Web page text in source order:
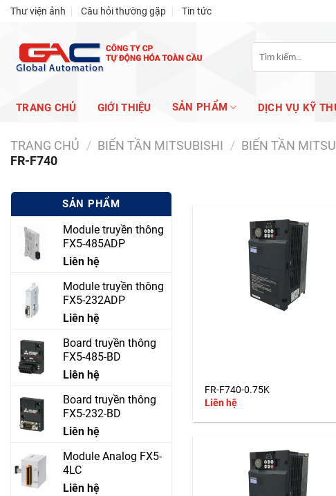
Skip
content
Thư viện ảnh Câu hỏi thường gặp Tin tức
Tìm
kiếm:
TRANG CHỦ GIỚI THIỆU SẢN PHẨM DỊCH VỤ KỸ
TRANG CHỦ / BIẾN TẦN MITSUBISHI / BIẾN TẦN
FR-F740
SẢN PHẨM
Module truyền thông
FX5-485ADP
Liên hệ
Module truyền thông
FX5-232ADP
Liên hệ
Board truyền thông
FX5-485-BD
Liên hệ
Board truyền thông
FX5-232-BD
Liên hệ
Module Analog FX5-
4LC
Liên hệ
FR-F740-0.75K
Liên hệ